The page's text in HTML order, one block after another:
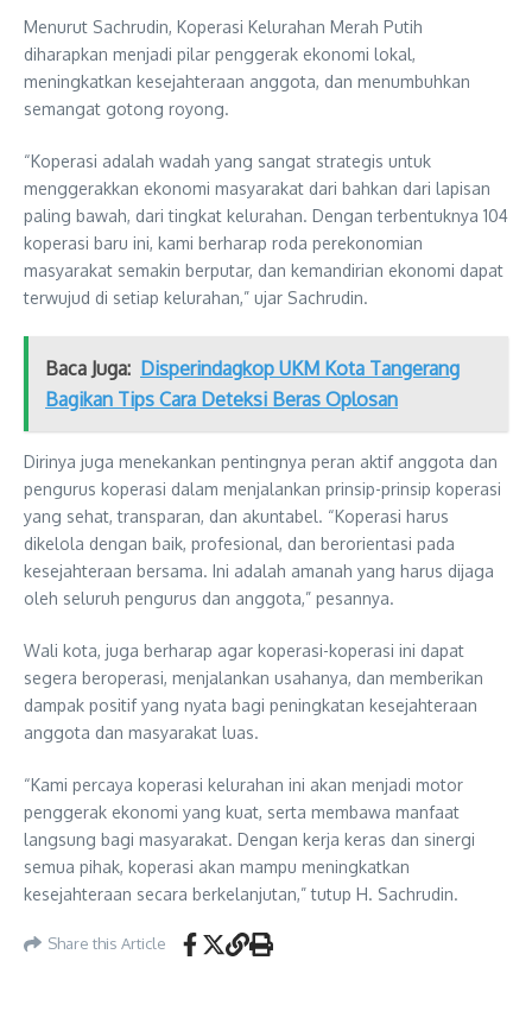
Menurut Sachrudin, Koperasi Kelurahan Merah Putih
diharapkan menjadi pilar penggerak ekonomi lokal,
meningkatkan kesejahteraan anggota, dan menumbuhkan
semangat gotong royong.
“Koperasi adalah wadah yang sangat strategis untuk
menggerakkan ekonomi masyarakat dari bahkan dari lapisan
paling bawah, dari tingkat kelurahan. Dengan terbentuknya 104
koperasi baru ini, kami berharap roda perekonomian
masyarakat semakin berputar, dan kemandirian ekonomi dapat
terwujud di setiap kelurahan,” ujar Sachrudin.
Baca Juga: Disperindagkop UKM Kota Tangerang
Bagikan Tips Cara Deteksi Beras Oplosan
Dirinya juga menekankan pentingnya peran aktif anggota dan
pengurus koperasi dalam menjalankan prinsip-prinsip koperasi
yang sehat, transparan, dan akuntabel. “Koperasi harus
dikelola dengan baik, profesional, dan berorientasi pada
kesejahteraan bersama. Ini adalah amanah yang harus dijaga
oleh seluruh pengurus dan anggota,” pesannya.
Wali kota, juga berharap agar koperasi-koperasi ini dapat
segera beroperasi, menjalankan usahanya, dan memberikan
dampak positif yang nyata bagi peningkatan kesejahteraan
anggota dan masyarakat luas.
“Kami percaya koperasi kelurahan ini akan menjadi motor
penggerak ekonomi yang kuat, serta membawa manfaat
langsung bagi masyarakat. Dengan kerja keras dan sinergi
semua pihak, koperasi akan mampu meningkatkan
kesejahteraan secara berkelanjutan,” tutup H. Sachrudin.
Share this Article